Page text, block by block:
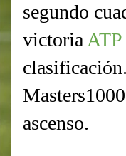
segundo
victoria ATP
ascenso.